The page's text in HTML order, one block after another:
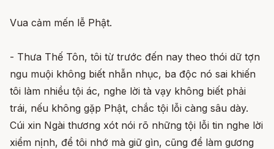
Vua cảm mến lễ Phật.
- Thưa Thế Tôn, tôi từ trước đến nay theo thói dữ tợn
ngu muội không biết nhẫn nhục, ba độc nó sai khiến
tôi làm nhiều tội ác, nghe lời tà vạy không biết phải
trái, nếu không gặp Phật, chắc tội lỗi càng sâu dày.
Cúi xin Ngài thương xót nói rõ những tội lỗi tin nghe lời
xiểm nịnh, để tôi nhớ mà giữ gìn, cũng để làm gương